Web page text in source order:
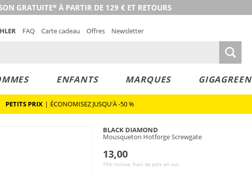
GRATUITE* À PARTIR DE 129 € ET RETOURS
FAQ Carte cadeau Offres Newsletter
ENFANTS MARQUES GIGAGREEN
PETITS PRIX | ÉCONOMISEZ JUSQU'À -50 %
BLACK DIAMOND
Mousqueton Hotforge Screwgate
13,00
TVA incluse, frais de port en sus